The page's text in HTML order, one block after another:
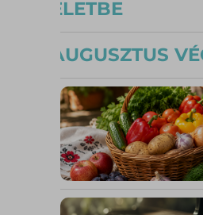
ÉLETBE
AUGUSZTUS